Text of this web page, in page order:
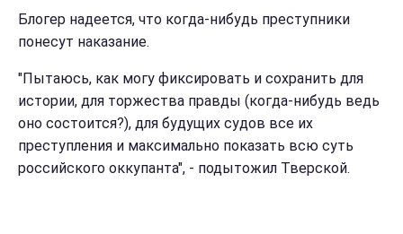
Блогер надеется, что когда-нибудь преступники
понесут наказание.
"Пытаюсь, как могу фиксировать и сохранить для
истории, для торжества правды (когда-нибудь ведь
оно состоится?), для будущих судов все их
преступления и максимально показать всю суть
российского оккупанта", - подытожил Тверской.